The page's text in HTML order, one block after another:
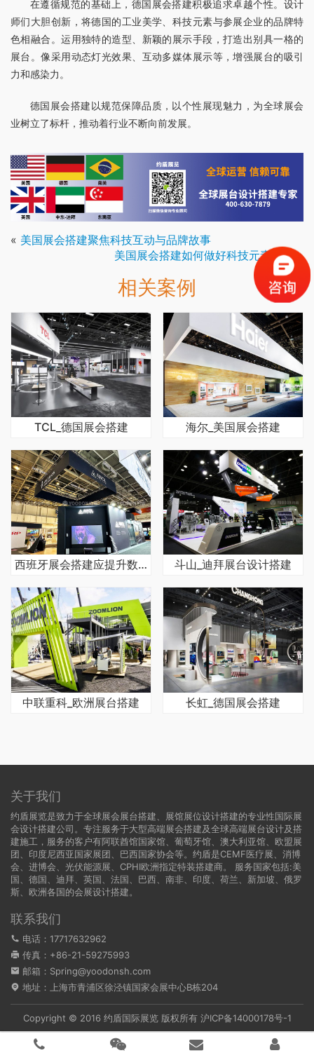
在遵循规范的基础上，德国展会搭建积极追求卓越个性。设计
师们大胆创新，将德国的工业美学、科技元素与参展企业的品牌特
色相融合。运用独特的造型、新颖的展示手段，打造出别具一格的
展台。像采用动态灯光效果、互动多媒体展示等，增强展台的吸引
力和感染力。
德国展会搭建以规范保障品质，以个性展现魅力，为全球展会
业树立了标杆，推动着行业不断向前发展。
« 美国展会搭建聚焦科技互动与品牌故事
美国展会搭建如何做好科技元素融入»
相关案例
TCL_德国展会搭建 海尔_美国展会搭建
西班牙展会搭建应提升数字化体验感 斗山_迪拜展台设计搭建
中联重科_欧洲展台搭建 长虹_德国展会搭建
关于我们
约盾展览是致力于全球展会展台搭建、展馆展位设计搭建的专业性国际展
会设计搭建公司。专注服务于大型高端展会搭建及全球高端展台设计及搭
建施工，服务的客户有阿联酋馆国家馆、葡萄牙馆、澳大利亚馆、欧盟展
团、印度尼西亚国家展团、巴西国家协会等。约盾是CEMF医疗展、消博
会、进博会、光伏能源展、CPHI欧洲指定特装搭建商。 服务国家包括:美
国
德国 、迪拜、英国、法国、巴西、南非、印度、荷兰、新加坡、俄罗
斯、欧洲各国的会展设计搭建。
联系我们
电话：17717632962
传真：+86-21-59275993
邮箱：Spring@yoodonsh.com
地址：上海市青浦区徐泾镇国家会展中心B栋204
Copyright © 2016 约盾国际展览 版权所有 沪ICP备14000178号-1